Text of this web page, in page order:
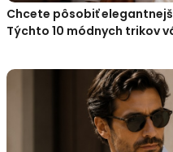
Chcete pôsobiť
Týchto 10 módnych trikov